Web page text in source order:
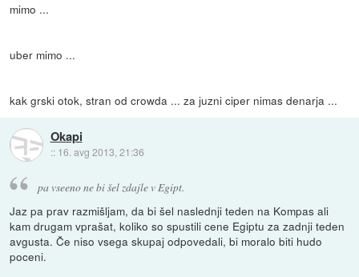
mimo ...
uber mimo ...
kak grski otok, stran od crowda ... za juzni ciper nimas denarja ...
Okapi
:: 16. avg 2013, 21:36
pa vseeno ne bi šel zdajle v Egipt.
Jaz pa prav razmišljam, da bi šel naslednji teden na Kompas ali
kam drugam vprašat, koliko so spustili cene Egiptu za zadnji teden
avgusta. Če niso vsega skupaj odpovedali, bi moralo biti hudo
poceni.